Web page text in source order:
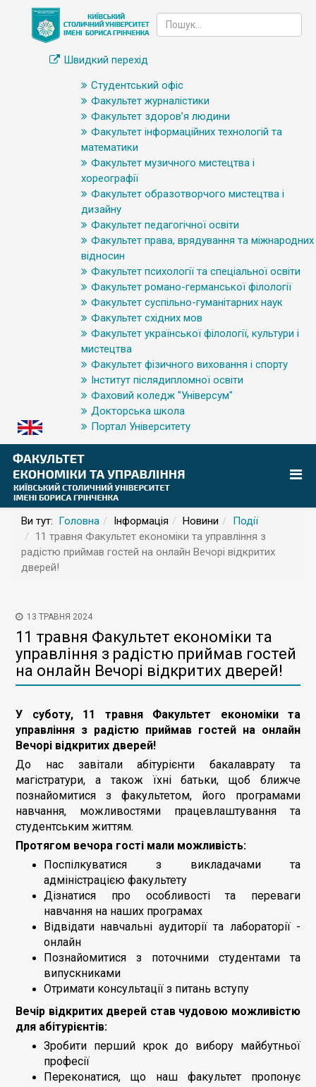
Швидкий перехід
Студентський офіс
Факультет журналістики
Факультет здоров’я людини
Факультет інформаційних технологій та
математики
Факультет музичного мистецтва і
хореографії
Факультет образотворчого мистецтва і
дизайну
Факультет педагогічної освіти
Факультет права, врядування та міжнародних
відносин
Факультет психології та спеціальної освіти
Факультет романо-германської філології
Факультет суспільно-гуманітарних наук
Факультет східних мов
Факультет української філології, культури і
мистецтва
Факультет фізичного виховання і спорту
Інститут післядипломної освіти
Фаховий коледж "Універсум"
Докторська школа
Портал Університету
Ви тут: Головна Інформація Новини
Події
11 травня Факультет економіки та управління з
радістю приймав гостей на онлайн Вечорі відкритих
дверей!
13 ТРАВНЯ 2024
11 травня Факультет економіки та
управління з радістю приймав гостей
на онлайн Вечорі відкритих дверей!
У суботу, 11 травня Факультет економіки та
управління з радістю приймав гостей на онлайн
Вечорі відкритих дверей!
До нас завітали абітурієнти бакалаврату та
магістратури, а також їхні батьки, щоб ближче
познайомитися з факультетом, його програмами
навчання, можливостями працевлаштування та
студентським життям.
Протягом вечора гості мали можливість:
Поспілкуватися з викладачами та
адміністрацією факультету
Дізнатися про особливості та переваги
навчання на наших програмах
Відвідати навчальні аудиторії та лабораторії -
онлайн
Познайомитися з поточними студентами та
випускниками
Отримати консультації з питань вступу
Вечір відкритих дверей став чудовою можливістю
для абітурієнтів:
Зробити перший крок до вибору майбутньої
професії
Переконатися, що наш факультет пропонує